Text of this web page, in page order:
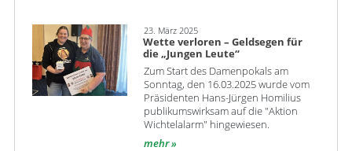
23. März 2025
Wette verloren – Geldsegen für
die „Jungen Leute“
Zum Start des Damenpokals am
Sonntag, den 16.03.2025 wurde vom
Präsidenten Hans-Jürgen Homilius
publikumswirksam auf die "Aktion
Wichtelalarm" hingewiesen.
mehr